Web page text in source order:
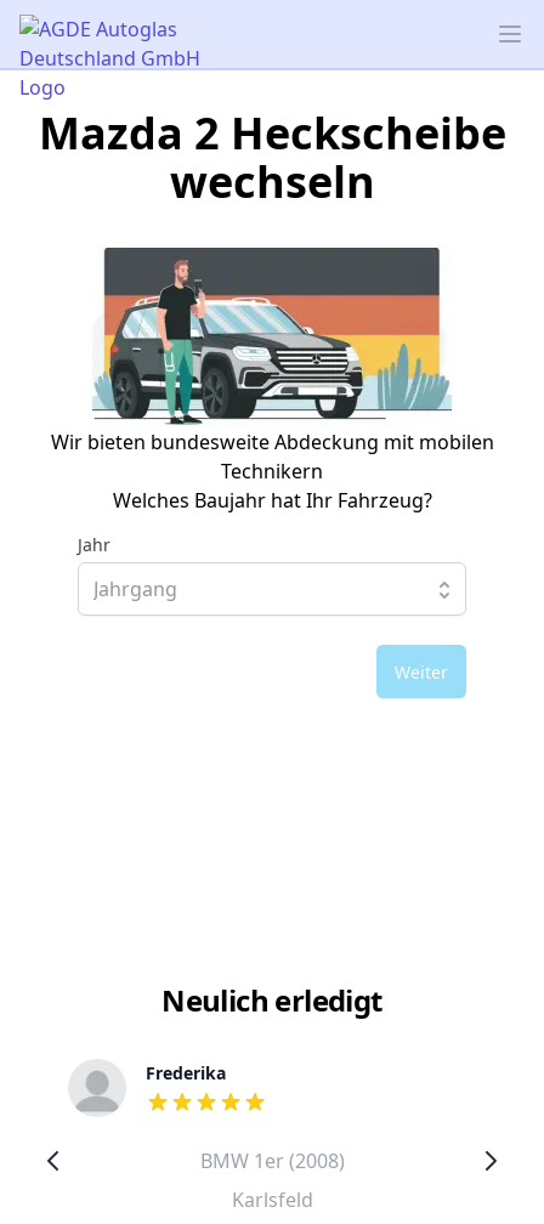
AGDE Autoglas Deutschland GmbH
Mazda 2 Heckscheibe
wechseln
Wir bieten bundesweite Abdeckung mit mobilen
Technikern
Welches Baujahr hat Ihr Fahrzeug?
Jahr
Weiter
Neulich erledigt
Frederika
out of 5 stars
BMW 1er (2008)
Karlsfeld